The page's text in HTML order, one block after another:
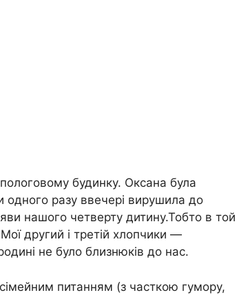
будинку. Оксана була
одного разу ввечері вирушила до
нашого четверту дитину.Тобто в той
другий і третій хлопчики —
не було близнюків до нас.
сімейним питанням (з часткою гумору,